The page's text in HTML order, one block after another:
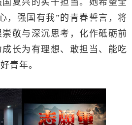
，强国有我”的青春誓言，将
敬与深沉思考，化作砥砺前
长为有理想、敢担当、能吃
青年。